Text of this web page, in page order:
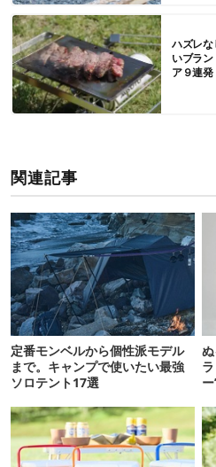
ハズレ
いブラ
ア９連発
関連記事
定番モンベルから個性派モデル
まで。キャンプで使いたい最強
ソロテント17選